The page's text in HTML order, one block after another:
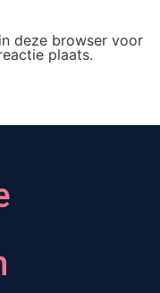
deze browser voor
plaats.